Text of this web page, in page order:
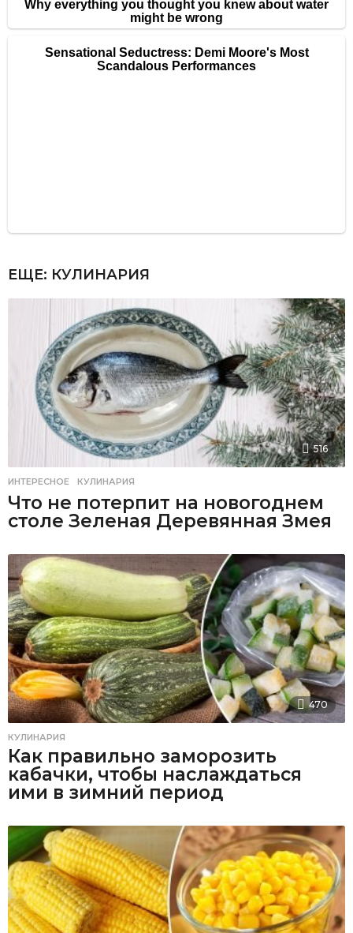
ЕЩЕ: КУЛИНАРИЯ
516
ИНТЕРЕСНОЕ ,КУЛИНАРИЯ
Что не потерпит на новогоднем
столе Зеленая Деревянная Змея
470
КУЛИНАРИЯ
Как правильно заморозить
кабачки, чтобы наслаждаться
ими в зимний период